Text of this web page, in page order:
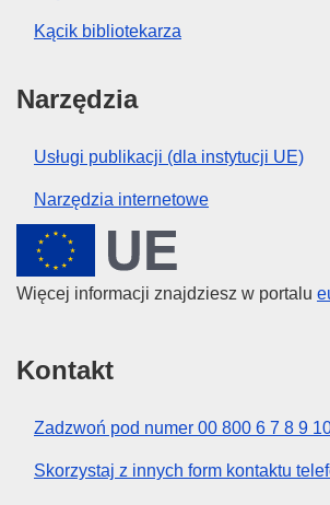
Kącik bibliotekarza
Narzędzia
Usługi publikacji (dla instytucji UE)
Narzędzia internetowe
Unia Europejska
Więcej informacji znajdziesz w portalu
Kontakt
Zadzwoń pod numer 00 800 6 7 8 9
Skorzystaj z innych form kontaktu